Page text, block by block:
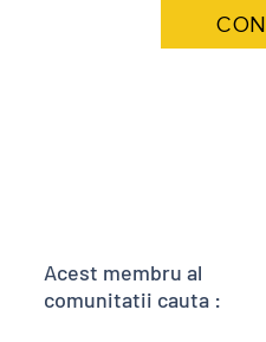
Acest membru al
comunitatii cauta :